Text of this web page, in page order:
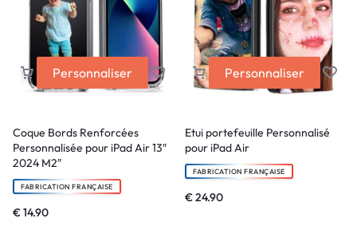
Personnaliser
Coque Bords Renforcées
Personnalisée pour iPad Air 13″
2024 M2″
FABRICATION FRANÇAISE
€14.90
Personnaliser
Etui portefeuille Personnalisé
pour iPad Air
FABRICATION FRANÇAISE
€24.90